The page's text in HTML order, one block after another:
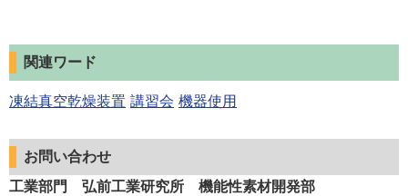
関連ワード
凍結真空乾燥装置 講習会 機器使用
お問い合わせ
工業部門 弘前工業研究所 機能性素材開発部